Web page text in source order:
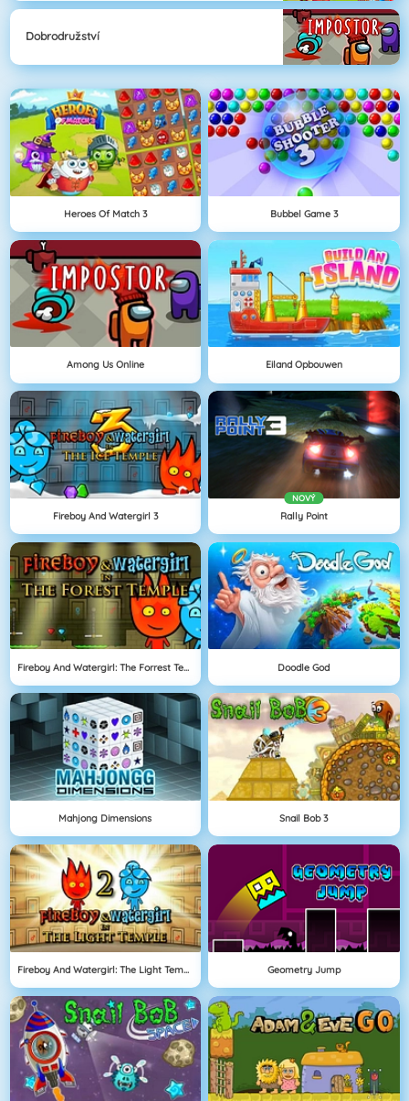
Dobrodružství
Heroes Of Match 3 Bubbel Game 3
Among Us Online Eiland Opbouwen
Fireboy And Watergirl 3
NOVÝ
Rally Point
Fireboy And Watergirl: The Forrest Temple Doodle God
Mahjong Dimensions Snail Bob 3
Fireboy And Watergirl: The Light Temple Geometry Jump